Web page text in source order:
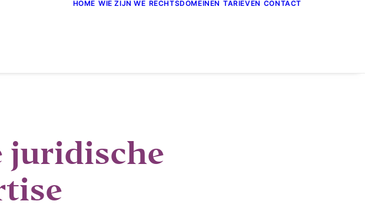
HOME WIE ZIJN WE RECHTSDOMEINEN TARIEVEN CONTACT
juridische